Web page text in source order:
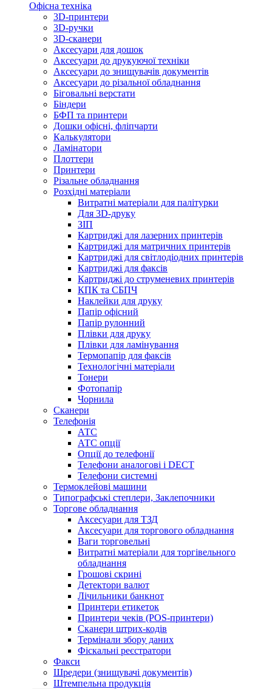
Офісна техніка
3D-принтери
3D-ручки
3D-сканери
Аксесуари для дошок
Аксесуари до друкуючої техніки
Аксесуари до знищувачів документів
Аксесуари до різальної обладнання
Біговальні верстати
Біндери
БФП та принтери
Дошки офісні, фліпчарти
Калькулятори
Ламінатори
Плоттери
Принтери
Різальне обладнання
Розхідні матеріали
Витратні матеріали для палітурки
Для 3D-друку
ЗІП
Картриджі для лазерних принтерів
Картриджі для матричних принтерів
Картриджі для світлодіодних принтерів
Картриджі для факсів
Картриджі до струменевих принтерів
КПК та СБПЧ
Наклейки для друку
Папір офісний
Папір рулонний
Плівки для друку
Плівки для ламінування
Термопапір для факсів
Технологічні матеріали
Тонери
Фотопапір
Чорнила
Сканери
Телефонія
АТС
АТС опції
Опції до телефонії
Телефони аналогові і DECT
Телефони системні
Термоклейові машини
Типографські степлери, Заклепочники
Торгове обладнання
Аксесуари для ТЗД
Аксесуари для торгового обладнання
Ваги торговельні
Витратні матеріали для торгівельного
обладнання
Грошові скрині
Детектори валют
Лічильники банкнот
Принтери етикеток
Принтери чеків (POS-принтери)
Сканери штрих-кодів
Термінали збору даних
Фіскальні реєстратори
Факси
Шредери (знищувачі документів)
Штемпельна продукція